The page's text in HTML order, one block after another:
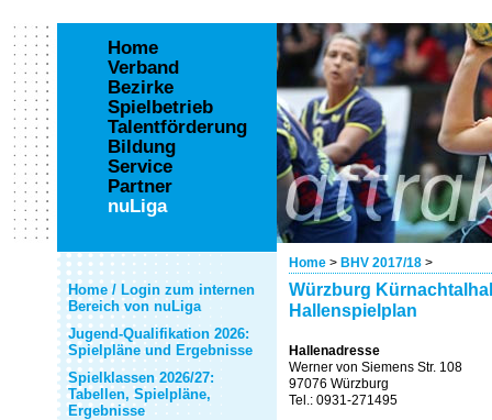
Home > BHV 2017/18 >
Home
Verband
Bezirke
Spielbetrieb
Talentförderung
Bildung
Service
Partner
nuLiga
Home / Login zum internen
Bereich von nuLiga
Jugend-Qualifikation 2026:
Spielpläne und Ergebnisse
Spielklassen 2026/27:
Tabellen, Spielpläne,
Ergebnisse
Würzburg
Hallenspielplan
Hallenadresse
Werner von Siemens Str. 108
97076 Würzburg
Tel.: 0931-271495